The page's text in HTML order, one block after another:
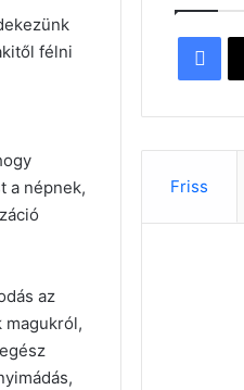
félni
a népnek,
az
magukról,
Friss